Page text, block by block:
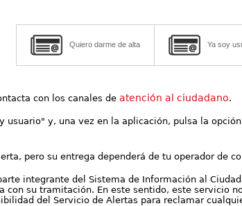
Quiero darme de alta Ya soy
con los canales deatención al ciudadano.
usuario" y, una vez en la aplicación, pulsa la
pero su entrega dependerá de tu operador de
integrante del Sistema de Información al
su tramitación. En este sentido, este servicio
del Servicio de Alertas para reclamar